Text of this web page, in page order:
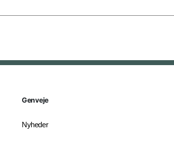
Genveje
Nyheder